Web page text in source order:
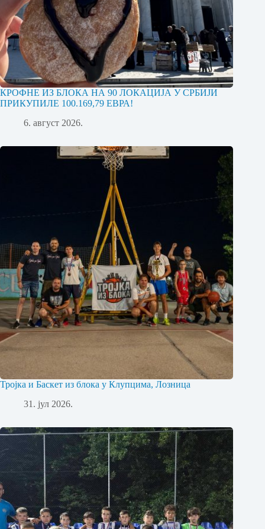
КРОФНЕ ИЗ БЛОКА НА 90 ЛОКАЦИЈА У СРБИЈИ
ПРИКУПИЛЕ 100.169,79 ЕВРА!
6. август 2026.
Тројка и Баскет из блока у Клупцима, Лозница
31. јул 2026.